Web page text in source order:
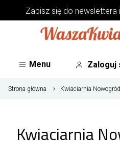
Zapisz się do newsletterai
Menu Zaloguj
Strona główna Kwiaciarnia
Kwiaciarnia